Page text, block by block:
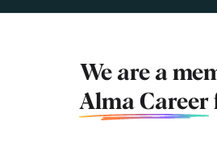
We are a
Alma Career